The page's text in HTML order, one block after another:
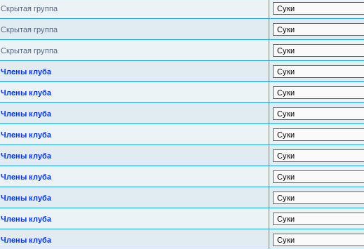
Скрытая группа
Скрытая группа
Скрытая группа
Члены клуба
Члены клуба
Члены клуба
Члены клуба
Члены клуба
Члены клуба
Члены клуба
Члены клуба
Члены клуба